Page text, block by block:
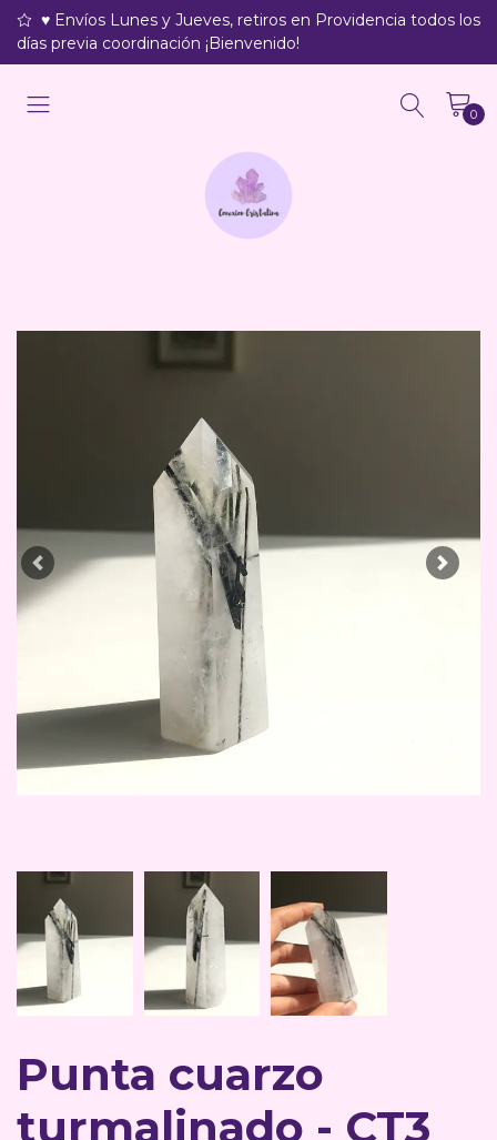
♥ Envíos Lunes y Jueves, retiros en Providencia todos los
días previa coordinación ¡Bienvenido!
0
Previous Next
Punta cuarzo
turmalinado - CT3